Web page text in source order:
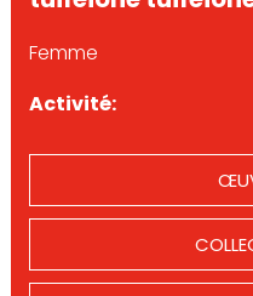
Femme
Activité: